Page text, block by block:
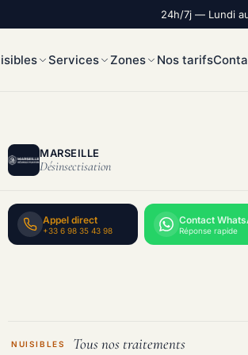
24h/7j — Lundi
Services Zones Nos tarifs
MARSEILLE
Désinsectisation
Appel direct
+33 6 98 35 43 98
Contact
Réponse rapide
NUISIBLES Tous nos traitements
à